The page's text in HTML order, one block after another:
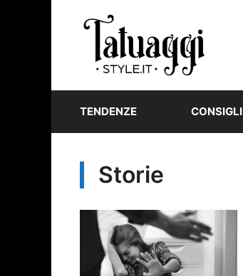
TENDENZE CONSIGLI
Storie